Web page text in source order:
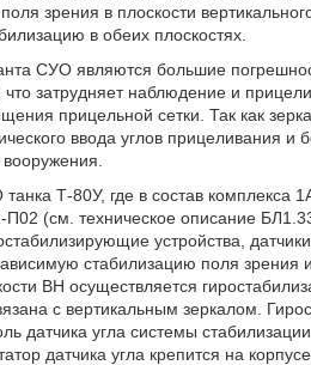
зрения в плоскости
в обеих плоскостях.
СУО являются большие
затрудняет наблюдение и
прицельной сетки. Так как
ввода углов прицеливания
Т-80У, где в состав
(см. техническое описание
устройства,
стабилизацию поля
ВН осуществляется
с вертикальным зеркалом.
датчика угла системы
датчика угла крепится на